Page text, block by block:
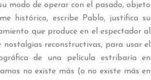
modo de operar con el pasado, objeto
histórico, escribe Pablo, justifica su
que produce en el espectador al
reconstructivas, para usar el
de una película estribaría en
no existe más (o no existe más en